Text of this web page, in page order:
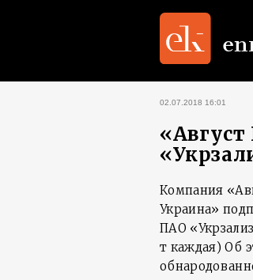
02.07.2018 16:01
«Август
Компания
Украина»
ПАО
т каждая) Об